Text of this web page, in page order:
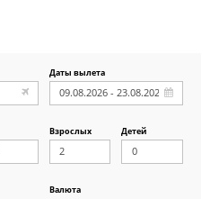
Даты вылета
Взрослых Детей
Валюта